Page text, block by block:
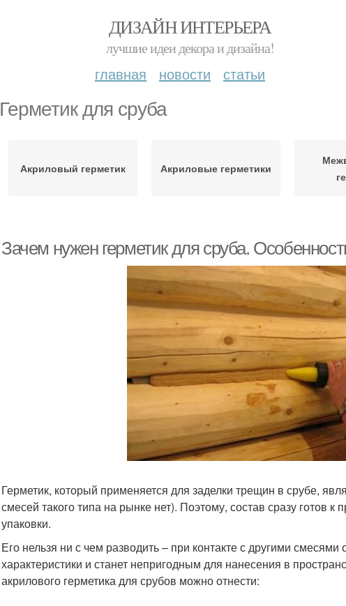
ДИЗАЙН ИНТЕРЬЕРА
лучшие идеи декора и дизайна!
главная новости статьи
Герметик для сруба
Акриловый герметик Акриловые герметики
Зачем нужен герметик для сруба.
Герметик, который применяется для заделки трещин в срубе,
смесей такого типа на рынке нет). Поэтому, состав сразу готов
упаковки.
Его нельзя ни с чем разводить – при контакте с другими
характеристики и станет непригодным для нанесения в
акрилового герметика для срубов можно отнести: